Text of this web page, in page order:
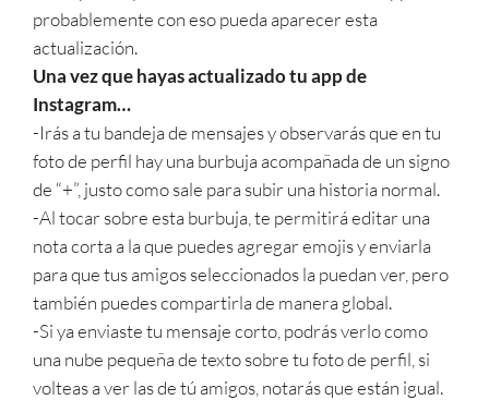
probablemente con eso pueda aparecer esta
actualización.
Una vez que hayas actualizado tu app de
Instagram…
-Irás a tu bandeja de mensajes y observarás que en tu
foto de perfil hay una burbuja acompañada de un signo
de “+”, justo como sale para subir una historia normal.
-Al tocar sobre esta burbuja, te permitirá editar una
nota corta a la que puedes agregar emojis y enviarla
para que tus amigos seleccionados la puedan ver, pero
también puedes compartirla de manera global.
-Si ya enviaste tu mensaje corto, podrás verlo como
una nube pequeña de texto sobre tu foto de perfil, si
volteas a ver las de tú amigos, notarás que están igual.